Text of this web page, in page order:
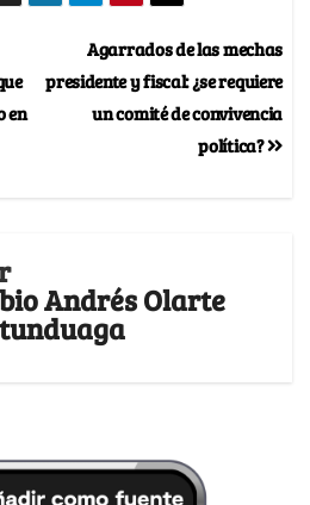
Agarrados de las mechas
presidente y fiscal: ¿se requiere
un comité de convivencia
política?
en
Andrés Olarte